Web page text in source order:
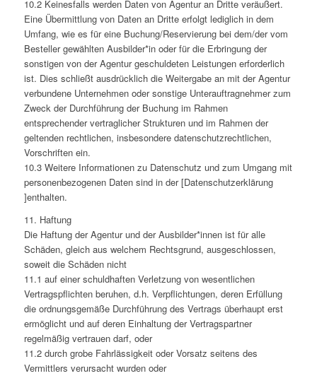
10.2 Keinesfalls werden Daten von Agentur an Dritte veräußert.
Eine Übermittlung von Daten an Dritte erfolgt lediglich in dem
Umfang, wie es für eine Buchung/Reservierung bei dem/der vom
Besteller gewählten Ausbilder*in oder für die Erbringung der
sonstigen von der Agentur geschuldeten Leistungen erforderlich
ist. Dies schließt ausdrücklich die Weitergabe an mit der Agentur
verbundene Unternehmen oder sonstige Unterauftragnehmer zum
Zweck der Durchführung der Buchung im Rahmen
entsprechender vertraglicher Strukturen und im Rahmen der
geltenden rechtlichen, insbesondere datenschutzrechtlichen,
Vorschriften ein.
10.3 Weitere Informationen zu Datenschutz und zum Umgang mit
personenbezogenen Daten sind in der [Datenschutzerklärung
]enthalten.
11. Haftung
Die Haftung der Agentur und der Ausbilder*innen ist für alle
Schäden, gleich aus welchem Rechtsgrund, ausgeschlossen,
soweit die Schäden nicht
11.1 auf einer schuldhaften Verletzung von wesentlichen
Vertragspflichten beruhen, d.h. Verpflichtungen, deren Erfüllung
die ordnungsgemäße Durchführung des Vertrags überhaupt erst
ermöglicht und auf deren Einhaltung der Vertragspartner
regelmäßig vertrauen darf, oder
11.2 durch grobe Fahrlässigkeit oder Vorsatz seitens des
Vermittlers verursacht wurden oder